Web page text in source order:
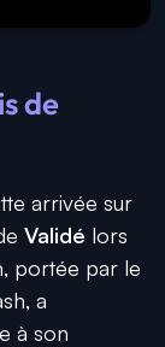
de
arrivée sur
Validé lors
portée par le
a
à son